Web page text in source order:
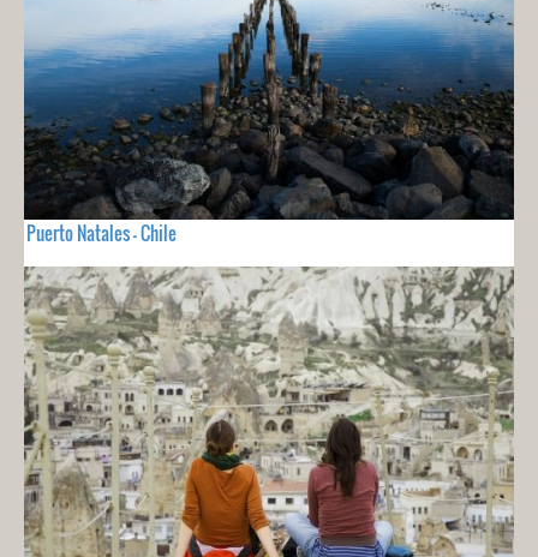
Puerto Natales - Chile